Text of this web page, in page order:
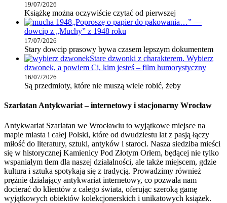
19/07/2026
Książkę można oczywiście czytać od pierwszej
„Poproszę o papier do pakowania…” —
dowcip z „Muchy” z 1948 roku
17/07/2026
Stary dowcip prasowy bywa czasem lepszym dokumentem
Stare dzwonki z charakterem. Wybierz
dzwonek, a powiem Ci, kim jesteś – film humorystyczny
16/07/2026
Są przedmioty, które nie muszą wiele robić, żeby
Szarlatan Antykwariat – internetowy i stacjonarny Wrocław
Antykwariat Szarlatan we Wrocławiu to wyjątkowe miejsce na
mapie miasta i całej Polski, które od dwudziestu lat z pasją łączy
miłość do literatury, sztuki, antyków i staroci. Nasza siedziba mieści
się w historycznej Kamienicy Pod Złotym Orłem, będącej nie tylko
wspaniałym tłem dla naszej działalności, ale także miejscem, gdzie
kultura i sztuka spotykają się z tradycją. Prowadzimy również
prężnie działający antykwariat internetowy, co pozwala nam
docierać do klientów z całego świata, oferując szeroką gamę
wyjątkowych obiektów kolekcjonerskich i unikatowych książek.